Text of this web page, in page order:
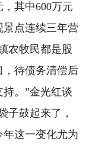
其中600万元
景点连续三年营
农牧民都是股
，待债务清偿后
。”金光红谈
子鼓起来了，
这一变化尤为